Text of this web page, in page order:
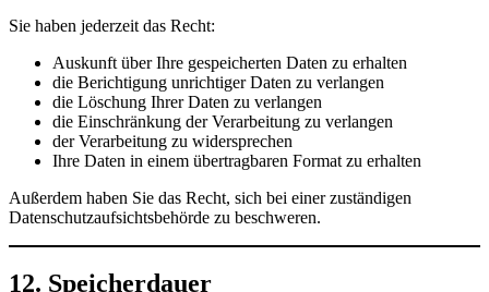
Sie haben jederzeit das Recht:
Auskunft über Ihre gespeicherten Daten zu erhalten
die Berichtigung unrichtiger Daten zu verlangen
die Löschung Ihrer Daten zu verlangen
die Einschränkung der Verarbeitung zu verlangen
der Verarbeitung zu widersprechen
Ihre Daten in einem übertragbaren Format zu erhalten
Außerdem haben Sie das Recht, sich bei einer zuständigen
Datenschutzaufsichtsbehörde zu beschweren.
12. Speicherdauer